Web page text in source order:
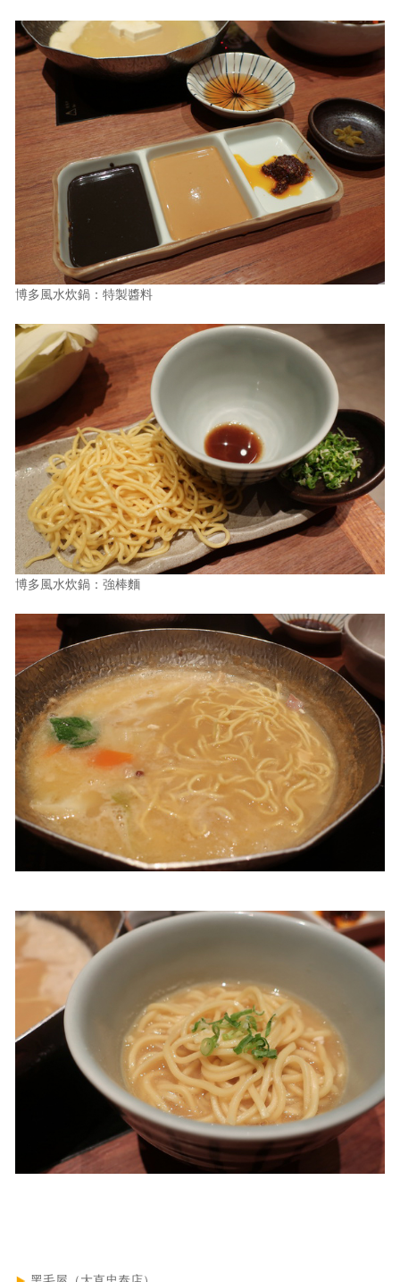
博多風水炊鍋：特製醬料
博多風水炊鍋：強棒麵